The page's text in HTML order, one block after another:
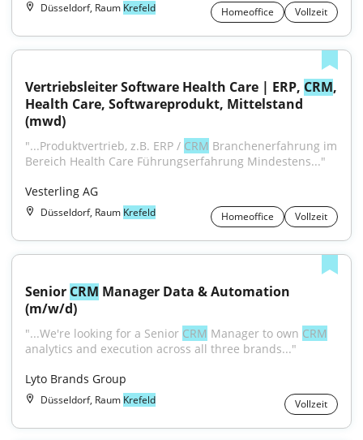
Düsseldorf, Raum Krefeld Homeoffice Vollzeit
Vertriebsleiter Software Health Care | ERP, CRM,
Health Care, Softwareprodukt, Mittelstand
(mwd)
"...Produktvertrieb, z.B. ERP / CRM Branchenerfahrung im
Bereich Health Care Führungserfahrung Mindestens..."
Vesterling AG
Düsseldorf, Raum Krefeld Homeoffice Vollzeit
Senior CRM Manager Data & Automation
(m/w/d)
"...We're looking for a Senior CRM Manager to own CRM
analytics and execution across all three brands..."
Lyto Brands Group
Düsseldorf, Raum Krefeld Vollzeit